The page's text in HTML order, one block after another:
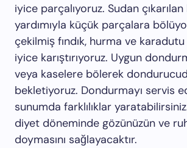
iyice parçalıyoruz. Sudan çıkarılan
yardımıyla küçük parçalara
çekilmiş fındık, hurma ve
iyice karıştırıyoruz. Uygun
veya kaselere bölerek
bekletiyoruz. Dondurmayı servis
sunumda farklılıklar
diyet döneminde gözünüzün ve
doymasını sağlayacaktır.